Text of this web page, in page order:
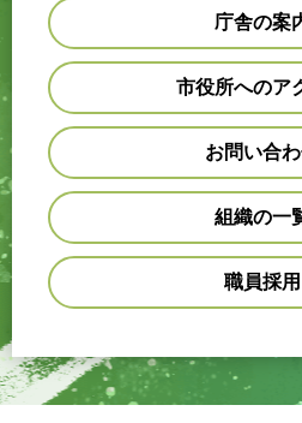
庁舎の案
市役所へのア
お問い合
組織の一
職員採用